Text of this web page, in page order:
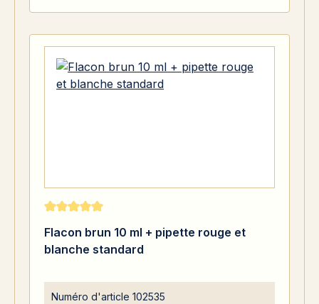
Note moyenne de 5 sur 5 étoiles
Flacon brun 10 ml + pipette rouge et
blanche standard
Numéro d'article 102535